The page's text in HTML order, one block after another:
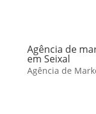
Agência de
em Seixal
Agência de